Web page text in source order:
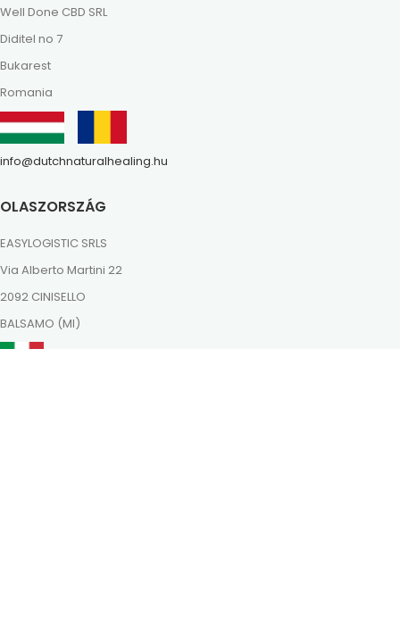
Well Done CBD SRL
Diditel no 7
Bukarest
Romania
info@dutchnaturalhealing.hu
OLASZORSZÁG
EASYLOGISTIC SRLS
Via Alberto Martini 22
2092 CINISELLO
BALSAMO (MI)